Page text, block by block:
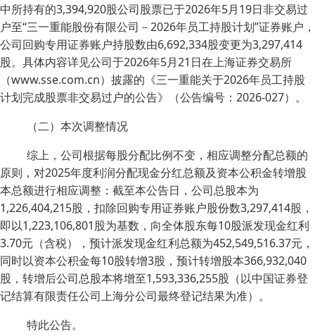
中所持有的3,394,920股公司股票已于2026年5月19日非交易过
户至“三一重能股份有限公司－2026年员工持股计划”证券账户，
公司回购专用证券账户持股数由6,692,334股变更为3,297,414
股。具体内容详见公司于2026年5月21日在上海证券交易所
（www.sse.com.cn）披露的《三一重能关于2026年员工持股
计划完成股票非交易过户的公告》（公告编号：2026-027）。
（二）本次调整情况
综上，公司根据每股分配比例不变，相应调整分配总额的
原则，对2025年度利润分配现金分红总额及资本公积金转增股
本总额进行相应调整：截至本公告日，公司总股本为
1,226,404,215股，扣除回购专用证券账户股份数3,297,414股，
即以1,223,106,801股为基数，向全体股东每10股派发现金红利
3.70元（含税），预计派发现金红利总额为452,549,516.37元，
同时以资本公积金每10股转增3股，预计转增股本366,932,040
股，转增后公司总股本将增至1,593,336,255股（以中国证券登
记结算有限责任公司上海分公司最终登记结果为准）。
特此公告。